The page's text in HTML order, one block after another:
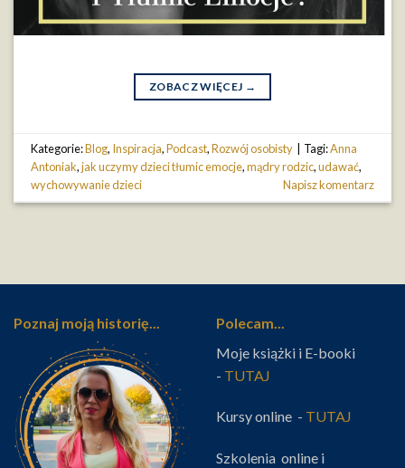
ZOBACZ WIĘCEJ →
Kategorie:Blog, Inspiracja,Podcast,Rozwój osobisty Tagi:Anna
Antoniak,jak uczymy dzieci tłumic emocje,mądry rodzic,udawać,
wychowywanie dzieci
Napisz komentarz
Poznaj moją historię...
Polecam...
Moje książki i E-booki
- TUTAJ
Kursy online - TUTAJ
Szkolenia online i